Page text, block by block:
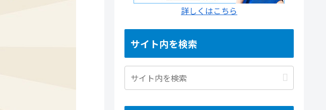
詳しくはこちら
サイト内を検索